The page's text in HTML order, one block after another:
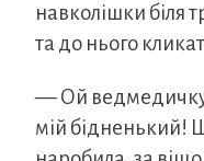
навколішки біля
та до нього
— Ой
мій бідненький!